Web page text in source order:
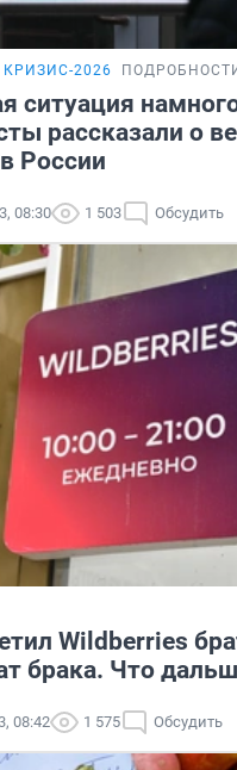
КРИЗИС-2026
ситуация
рассказали о
России
08:30 1 503 Обсудить
Wildberries
брака. Что
08:42 1 575 Обсудить